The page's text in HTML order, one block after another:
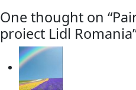
One thought on “
proiect Lidl Romania